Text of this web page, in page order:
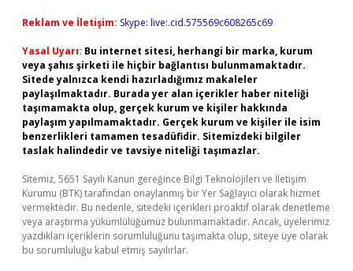
Reklam ve İletişim: Skype: live:.cid.575569c608265c69
Yasal Uyarı: Bu internet sitesi, herhangi bir marka, kurum
veya şahıs şirketi ile hiçbir bağlantısı bulunmamaktadır.
Sitede yalnızca kendi hazırladığımız makaleler
paylaşılmaktadır. Burada yer alan içerikler haber niteliği
taşımamakta olup, gerçek kurum ve kişiler hakkında
paylaşım yapılmamaktadır. Gerçek kurum ve kişiler ile isim
benzerlikleri tamamen tesadüfidir. Sitemizdeki bilgiler
taslak halindedir ve tavsiye niteliği taşımazlar.
Sitemiz, 5651 Sayılı Kanun gereğince Bilgi Teknolojileri ve İletişim
Kurumu (BTK) tarafından onaylanmış bir Yer Sağlayıcı olarak hizmet
vermektedir. Bu nedenle, sitedeki içerikleri proaktif olarak denetleme
veya araştırma yükümlülüğümüz bulunmamaktadır. Ancak, üyelerimiz
yazdıkları içeriklerin sorumluluğunu taşımakta olup, siteye üye olarak
bu sorumluluğu kabul etmiş sayılırlar.